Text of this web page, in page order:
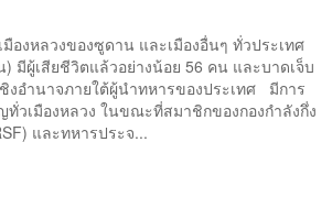
องหลวงของซูดาน และเมืองอื่นๆ ทั่วประเทศ
) มีผู้เสียชีวิตแล้วอย่างน้อย 56 คน และบาดเจ็บ
งอำนาจภายใต้ผู้นำทหารของประเทศ มีการ
วเมืองหลวง ในขณะที่สมาชิกของกองกำลังกึ่ง
และทหารประจ...